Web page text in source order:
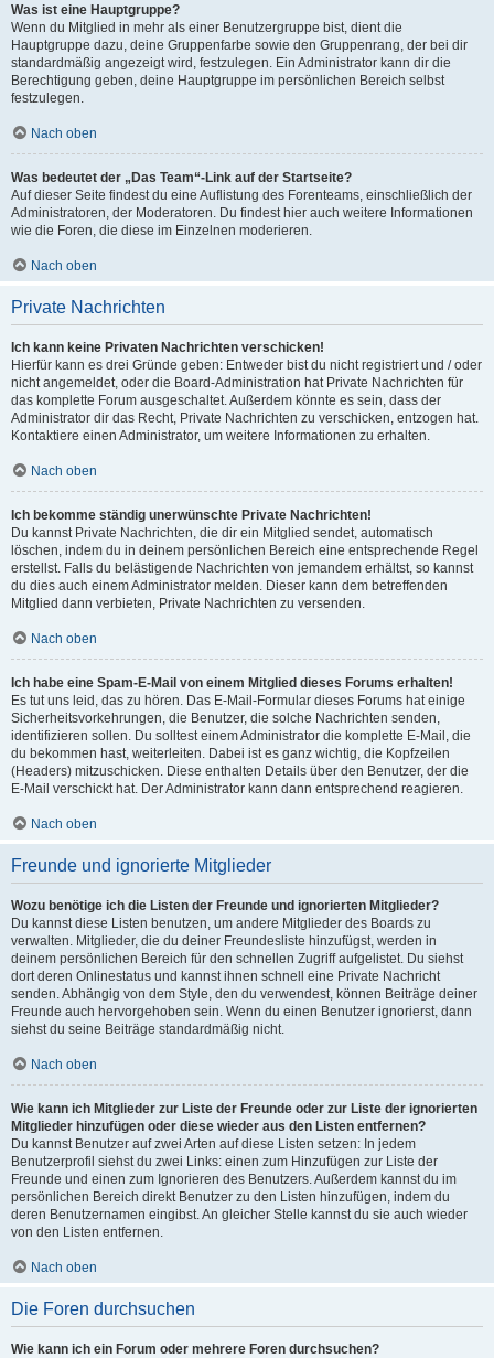
Was ist eine Hauptgruppe?
Wenn du Mitglied in mehr als einer Benutzergruppe bist, dient die
Hauptgruppe dazu, deine Gruppenfarbe sowie den Gruppenrang, der bei dir
standardmäßig angezeigt wird, festzulegen. Ein Administrator kann dir die
Berechtigung geben, deine Hauptgruppe im persönlichen Bereich selbst
festzulegen.
Nach oben
Was bedeutet der „Das Team“-Link auf der Startseite?
Auf dieser Seite findest du eine Auflistung des Forenteams, einschließlich der
Administratoren, der Moderatoren. Du findest hier auch weitere Informationen
wie die Foren, die diese im Einzelnen moderieren.
Nach oben
Private Nachrichten
Ich kann keine Privaten Nachrichten verschicken!
Hierfür kann es drei Gründe geben: Entweder bist du nicht registriert und / oder
nicht angemeldet, oder die Board-Administration hat Private Nachrichten für
das komplette Forum ausgeschaltet. Außerdem könnte es sein, dass der
Administrator dir das Recht, Private Nachrichten zu verschicken, entzogen hat.
Kontaktiere einen Administrator, um weitere Informationen zu erhalten.
Nach oben
Ich bekomme ständig unerwünschte Private Nachrichten!
Du kannst Private Nachrichten, die dir ein Mitglied sendet, automatisch
löschen, indem du in deinem persönlichen Bereich eine entsprechende Regel
erstellst. Falls du belästigende Nachrichten von jemandem erhältst, so kannst
du dies auch einem Administrator melden. Dieser kann dem betreffenden
Mitglied dann verbieten, Private Nachrichten zu versenden.
Nach oben
Ich habe eine Spam-E-Mail von einem Mitglied dieses Forums erhalten!
Es tut uns leid, das zu hören. Das E-Mail-Formular dieses Forums hat einige
Sicherheitsvorkehrungen, die Benutzer, die solche Nachrichten senden,
identifizieren sollen. Du solltest einem Administrator die komplette E-Mail, die
du bekommen hast, weiterleiten. Dabei ist es ganz wichtig, die Kopfzeilen
(Headers) mitzuschicken. Diese enthalten Details über den Benutzer, der die
E-Mail verschickt hat. Der Administrator kann dann entsprechend reagieren.
Nach oben
Freunde und ignorierte Mitglieder
Wozu benötige ich die Listen der Freunde und ignorierten Mitglieder?
Du kannst diese Listen benutzen, um andere Mitglieder des Boards zu
verwalten. Mitglieder, die du deiner Freundesliste hinzufügst, werden in
deinem persönlichen Bereich für den schnellen Zugriff aufgelistet. Du siehst
dort deren Onlinestatus und kannst ihnen schnell eine Private Nachricht
senden. Abhängig von dem Style, den du verwendest, können Beiträge deiner
Freunde auch hervorgehoben sein. Wenn du einen Benutzer ignorierst, dann
siehst du seine Beiträge standardmäßig nicht.
Nach oben
Wie kann ich Mitglieder zur Liste der Freunde oder zur Liste der ignorierten
Mitglieder hinzufügen oder diese wieder aus den Listen entfernen?
Du kannst Benutzer auf zwei Arten auf diese Listen setzen: In jedem
Benutzerprofil siehst du zwei Links: einen zum Hinzufügen zur Liste der
Freunde und einen zum Ignorieren des Benutzers. Außerdem kannst du im
persönlichen Bereich direkt Benutzer zu den Listen hinzufügen, indem du
deren Benutzernamen eingibst. An gleicher Stelle kannst du sie auch wieder
von den Listen entfernen.
Nach oben
Die Foren durchsuchen
Wie kann ich ein Forum oder mehrere Foren durchsuchen?